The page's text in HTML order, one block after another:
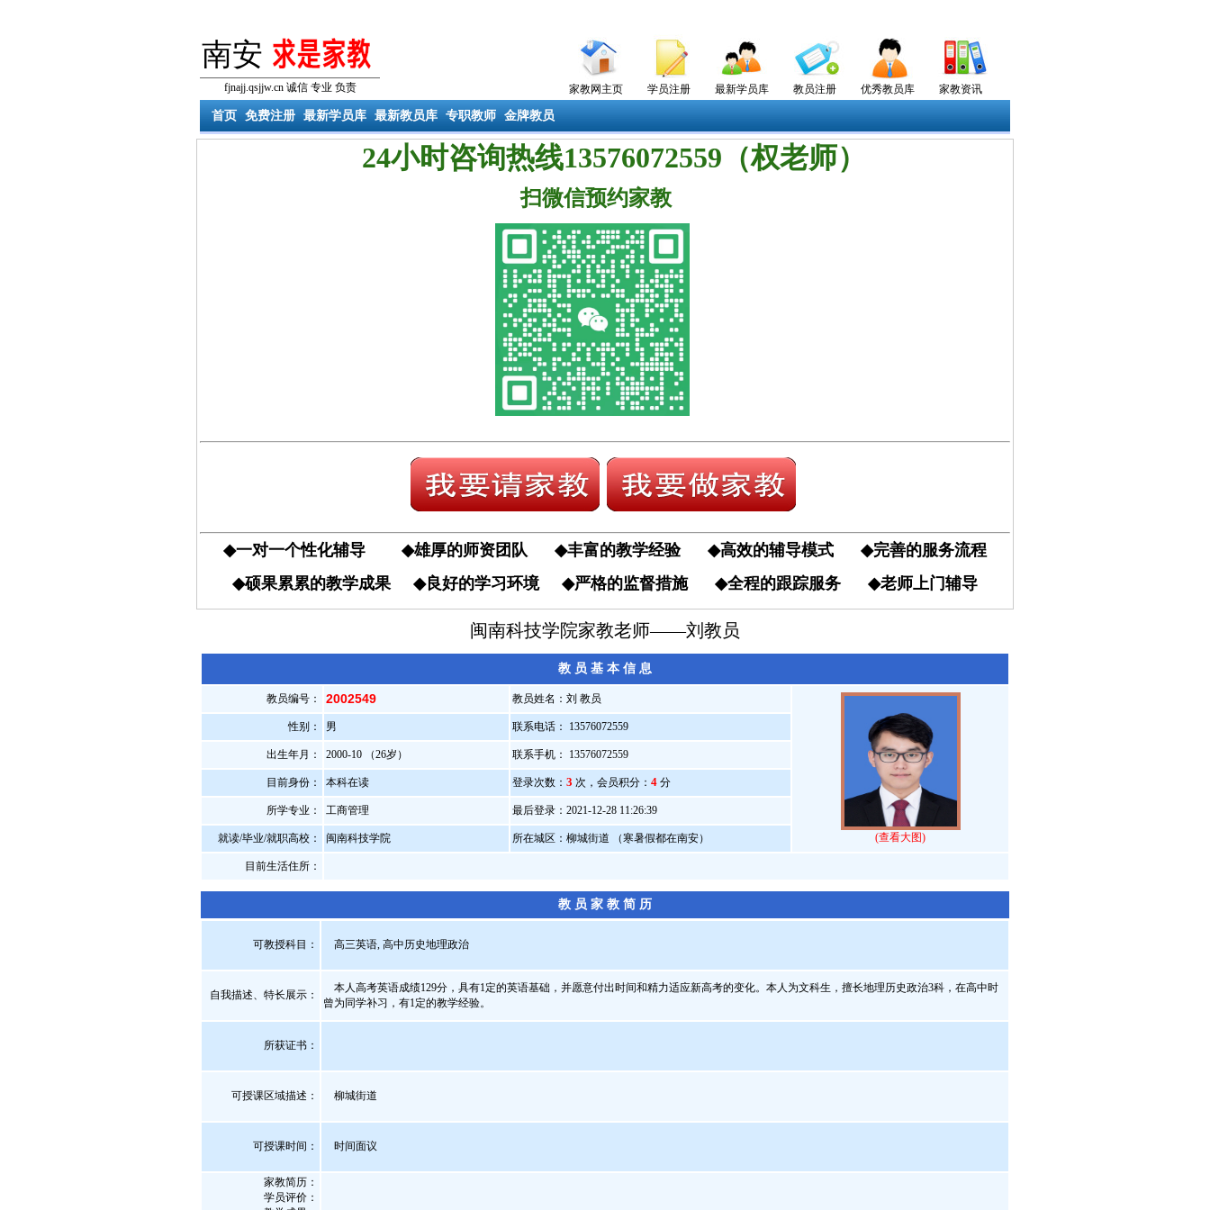
南安
fjnajj.qsjjw.cn 诚信 专业 负责 家教网主页 学员注册 最新学员库 教员注册 优秀教员库 家教资讯
首页 免费注册 最新学员库 最新教员库 专职教师 金牌教员
24小时咨询热线13576072559（权老师）
扫微信预约家教
◆一对一个性化辅导 ◆雄厚的师资团队 ◆丰富的教学经验 ◆高效的辅导模式 ◆完善的服务流程
◆硕果累累的教学成果 ◆良好的学习环境 ◆严格的监督措施 ◆全程的跟踪服务 ◆老师上门辅导
闽南科技学院家教老师——刘教员
教 员 基 本 信 息
教员编号： 2002549 教员姓名：刘 教员
(查看大图)
性别： 男 联系电话： 13576072559
出生年月： 2000-10 （26岁） 联系手机： 13576072559
目前身份： 本科在读 登录次数： 3 次，会员积分： 4 分
所学专业： 工商管理 最后登录：2021-12-28 11:26:39
就读/毕业/就职高校： 闽南科技学院 所在城区：柳城街道 （寒暑假都在南安）
目前生活住所：
教 员 家 教 简 历
可教授科目： 高三英语, 高中历史地理政治
自我描述、特长展示 ：
本人高考英语成绩129分，具有1定的英语基础，并愿意付出时间和精力适应新高考的变化。本人为文科生，擅长地理历史政治3科，在高中时
曾为同学补习，有1定的教学经验。
所获证书 ：
可授课区域描述： 柳城街道
可授课时间： 时间面议
家教简历：
学员评价：